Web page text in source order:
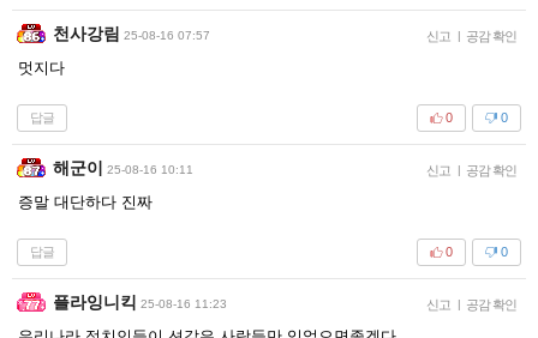
천사강림 25-08-16 07:57 신고 | 공감 확인
멋지다
답글 0
0
해군이 25-08-16 10:11 신고 | 공감 확인
증말 대단하다 진짜
답글 0
0
플라잉니킥 25-08-16 11:23 신고 | 공감 확인